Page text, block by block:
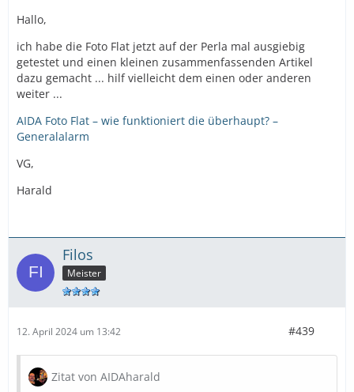
Hallo,
ich habe die Foto Flat jetzt auf der Perla mal ausgiebig
getestet und einen kleinen zusammenfassenden Artikel
dazu gemacht ... hilf vielleicht dem einen oder anderen
weiter ...
AIDA Foto Flat – wie funktioniert die überhaupt? –
Generalalarm
VG,
Harald
Filos
Meister
12. April 2024 um 13:42 #439
Zitat von AIDAharald